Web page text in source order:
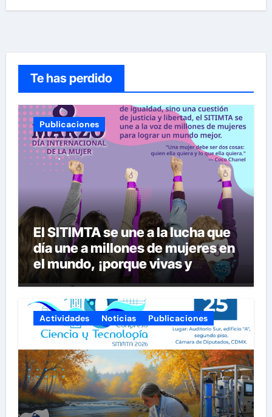
Te has perdido
Publicaciones
El SITIMTA se une a la lucha que
día une a millones de mujeres en
el mundo, ¡porque vivas y
seguras nos queremos!
Actividades Noticias Publicaciones